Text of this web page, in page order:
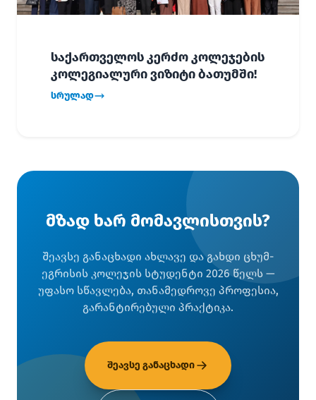
საქართველოს კერძო კოლეჯების
კოლეგიალური ვიზიტი ბათუმში!
სრულად
მზად ხარ მომავლისთვის?
შეავსე განაცხადი ახლავე და გახდი ცხუმ-
ეგრისის კოლეჯის სტუდენტი 2026 წელს —
უფასო სწავლება, თანამედროვე პროფესია,
გარანტირებული პრაქტიკა.
შეავსე განაცხადი